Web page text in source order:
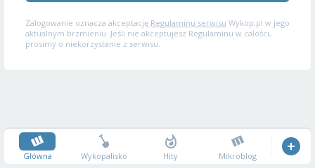
Zalogowanie oznacza akceptację Regulaminu serwisu Wykop.pl w jego
aktualnym brzmieniu. Jeśli nie akceptujesz Regulaminu w całości,
prosimy o niekorzystanie z serwisu.
Główna Wykopalisko Hity Mikroblog